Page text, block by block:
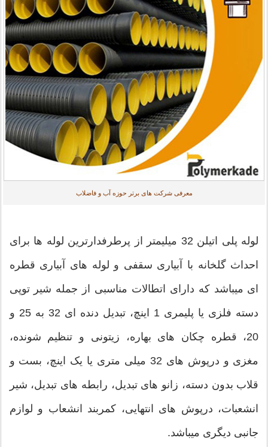
معرفی شرکت های برتر حوزه آب و فاضلاب
لوله پلی اتیلن 32 میلیمتر از پرطرفدارترین لوله ها برای
احداث گلخانه با آبیاری سقفی و لوله های آبیاری قطره
ای میباشد که دارای اتطالات مناسبی از جمله شیر توپی
دسته فلزی یا پلیمری 1 اینچ، تبدیل دنده ای 32 به 25 و
20، قطره چکان های بهاره، زیتونی و تنظیم شونده،
مغزی و درپوش های 32 میلی متری یا یک اینچ، بست و
قلاب بدون دسته، زانو های تبدیل، رابطه های تبدیل، شیر
انشعبات، درپوش های انتهایی، کمربند انشعاب و لوازم
جانبی دیگری میباشد.